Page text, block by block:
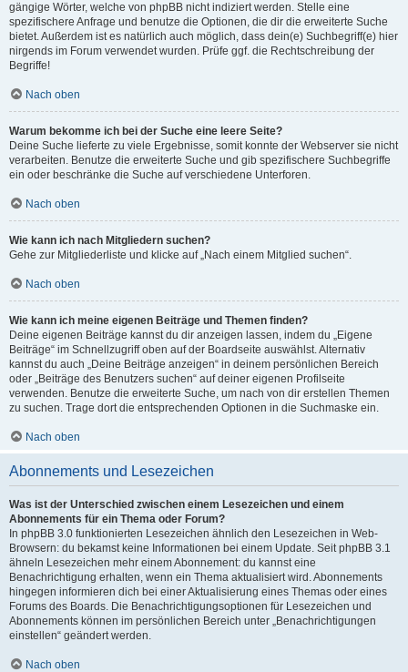
gängige Wörter, welche von phpBB nicht indiziert werden. Stelle eine
spezifischere Anfrage und benutze die Optionen, die dir die erweiterte Suche
bietet. Außerdem ist es natürlich auch möglich, dass dein(e) Suchbegriff(e) hier
nirgends im Forum verwendet wurden. Prüfe ggf. die Rechtschreibung der
Begriffe!
Nach oben
Warum bekomme ich bei der Suche eine leere Seite?
Deine Suche lieferte zu viele Ergebnisse, somit konnte der Webserver sie nicht
verarbeiten. Benutze die erweiterte Suche und gib spezifischere Suchbegriffe
ein oder beschränke die Suche auf verschiedene Unterforen.
Nach oben
Wie kann ich nach Mitgliedern suchen?
Gehe zur Mitgliederliste und klicke auf „Nach einem Mitglied suchen“.
Nach oben
Wie kann ich meine eigenen Beiträge und Themen finden?
Deine eigenen Beiträge kannst du dir anzeigen lassen, indem du „Eigene
Beiträge“ im Schnellzugriff oben auf der Boardseite auswählst. Alternativ
kannst du auch „Deine Beiträge anzeigen“ in deinem persönlichen Bereich
oder „Beiträge des Benutzers suchen“ auf deiner eigenen Profilseite
verwenden. Benutze die erweiterte Suche, um nach von dir erstellen Themen
zu suchen. Trage dort die entsprechenden Optionen in die Suchmaske ein.
Nach oben
Abonnements und Lesezeichen
Was ist der Unterschied zwischen einem Lesezeichen und einem
Abonnements für ein Thema oder Forum?
In phpBB 3.0 funktionierten Lesezeichen ähnlich den Lesezeichen in Web-
Browsern: du bekamst keine Informationen bei einem Update. Seit phpBB 3.1
ähneln Lesezeichen mehr einem Abonnement: du kannst eine
Benachrichtigung erhalten, wenn ein Thema aktualisiert wird. Abonnements
hingegen informieren dich bei einer Aktualisierung eines Themas oder eines
Forums des Boards. Die Benachrichtigungsoptionen für Lesezeichen und
Abonnements können im persönlichen Bereich unter „Benachrichtigungen
einstellen“ geändert werden.
Nach oben